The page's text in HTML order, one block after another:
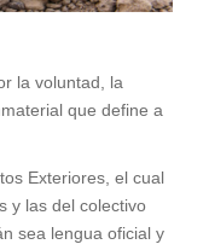
la voluntad, la
que define a
Exteriores, el cual
y las del colectivo
sea lengua oficial y